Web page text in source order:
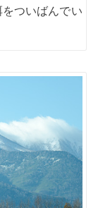
ついばんでい